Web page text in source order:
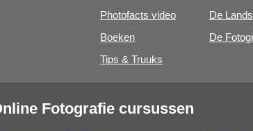
Photofacts video
Boeken
Tips & Truuks
De
De
Fotografie cursussen